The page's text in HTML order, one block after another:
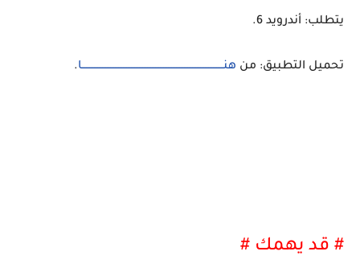
يتطلب: أندرويد 6.
تحميل التطبيق: من هنــــــــــــــــــــــــــــــــــــــــــــــــــــــــــــــــــــــــــــــــــــــــا.
# قد يهمك #